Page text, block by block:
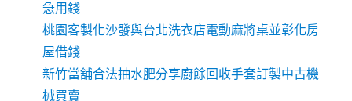
急用錢
桃園客製化沙發與台北洗衣店電動麻將桌並彰化房
屋借錢
新竹當舖合法抽水肥分享廚餘回收手套訂製中古機
械買賣